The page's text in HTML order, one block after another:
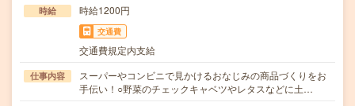
時給 時給1200円
交通費
交通費規定内支給
仕事内容
スーパーやコンビニで見かけるおなじみの商品づくりをお
手伝い！○野菜のチェックキャベツやレタスなどに土…